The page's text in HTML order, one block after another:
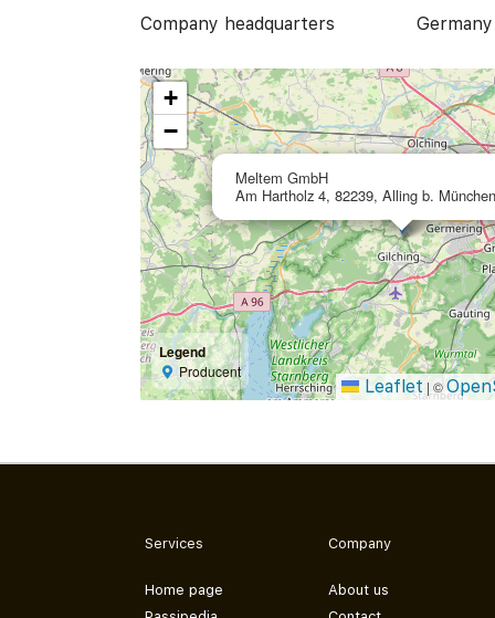
Company headquarters
Meltem GmbH
Am Hartholz 4, 82239, Alling b.
+
−
Legend
Producent
Leaflet | ©
Services
Home page
Company
About us